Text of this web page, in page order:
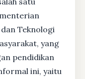
Teknologi
yang
pendidikan
ini, yaitu